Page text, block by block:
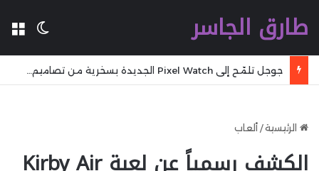
طارق الجاسر
لينوفو تطلق حاسوبا محمولا جديدا بمقاس 16-inch دوليا مع شاشة OLED وذاكرة 32 GB وعمر بطارية يصل إلى 27 ساعة
الرئيسية/ ألعاب